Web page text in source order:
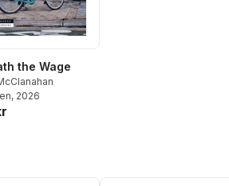
the Wage
, 2026